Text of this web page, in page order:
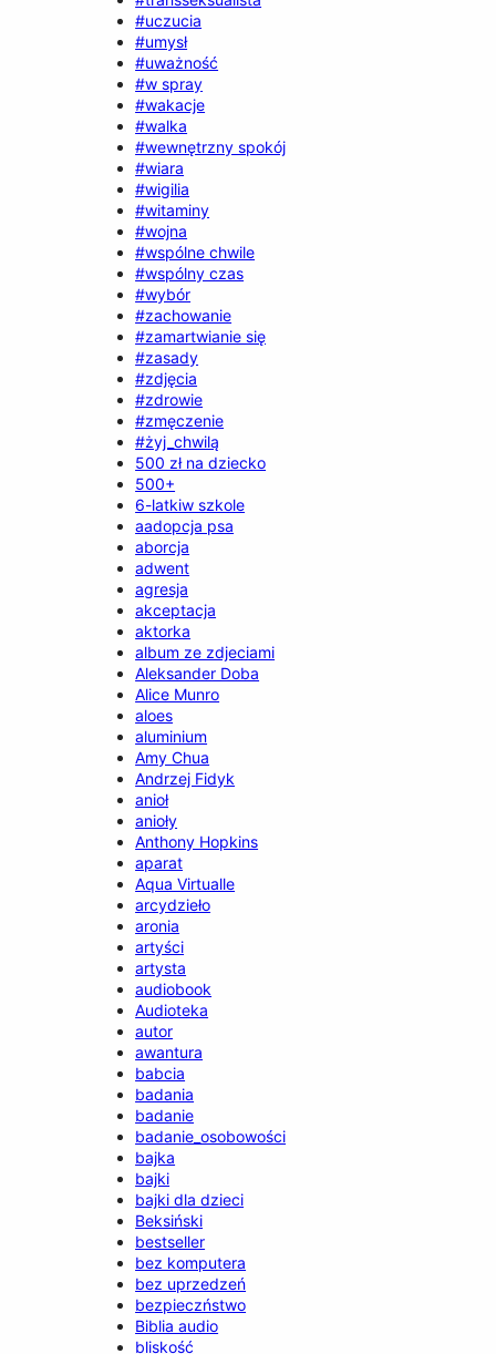
#uczucia
#umysł
#uważność
#w spray
#wakacje
#walka
#wewnętrzny spokój
#wiara
#wigilia
#witaminy
#wojna
#wspólne chwile
#wspólny czas
#wybór
#zachowanie
#zamartwianie się
#zasady
#zdjęcia
#zdrowie
#zmęczenie
#żyj_chwilą
500 zł na dziecko
500+
6-latkiw szkole
aadopcja psa
aborcja
adwent
agresja
akceptacja
aktorka
album ze zdjeciami
Aleksander Doba
Alice Munro
aloes
aluminium
Amy Chua
Andrzej Fidyk
anioł
anioły
Anthony Hopkins
aparat
Aqua Virtualle
arcydzieło
aronia
artyści
artysta
audiobook
Audioteka
autor
awantura
babcia
badania
badanie
badanie_osobowości
bajka
bajki
bajki dla dzieci
Beksiński
bestseller
bez komputera
bez uprzedzeń
bezpieczństwo
Biblia audio
bliskość